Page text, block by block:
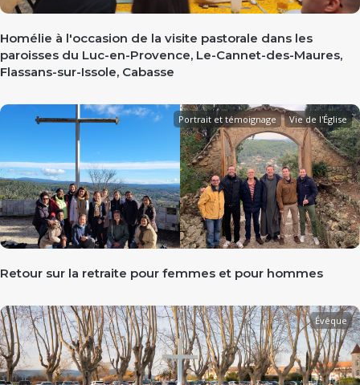
Homélie à l'occasion de la visite pastorale dans les
paroisses du Luc-en-Provence, Le-Cannet-des-Maures,
Flassans-sur-Issole, Cabasse
Portrait et témoignage Vie de l'Église
Retour sur la retraite pour femmes et pour hommes
Évêque